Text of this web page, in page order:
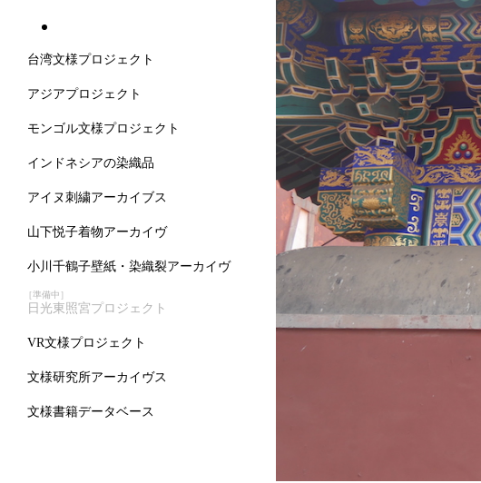
台湾文様プロジェクト
アジアプロジェクト
モンゴル文様プロジェクト
インドネシアの染織品
アイヌ刺繍アーカイブス
山下悦子着物アーカイヴ
小川千鶴子壁紙・染織裂アーカイヴ
［準備中］
日光東照宮プロジェクト
VR文様プロジェクト
文様研究所アーカイヴス
文様書籍データベース